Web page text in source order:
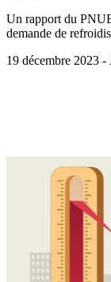
Un rapport du
demande de
19 décembre 2023